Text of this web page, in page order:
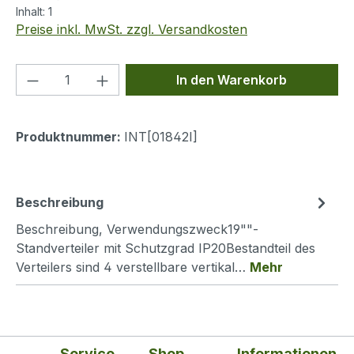
Inhalt: 1
Preise inkl. MwSt. zzgl. Versandkosten
Produkt Anzahl: Gib denIn den Warenkorb
Produktnummer: INT[01842I]
Beschreibung
Beschreibung, Verwendungszweck19""-
Standverteiler mit Schutzgrad IP20Bestandteil des
Verteilers sind 4 verstellbare vertikal… Mehr